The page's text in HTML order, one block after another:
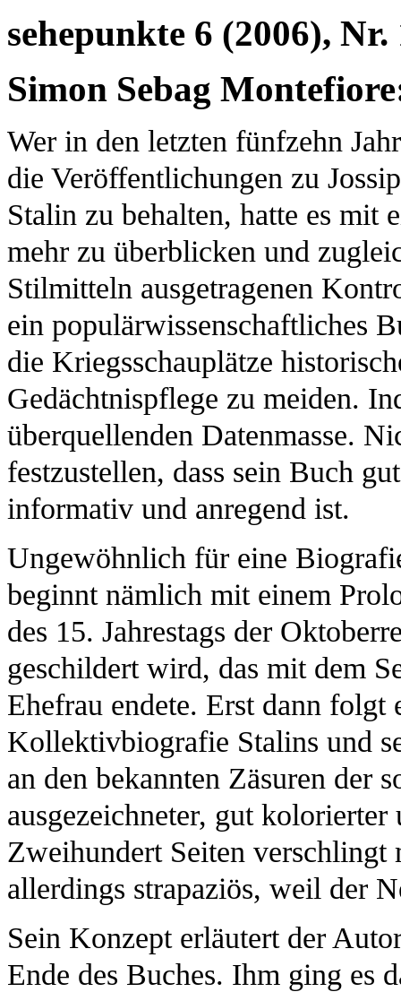
sehepunkte 6 (2006), Nr.
Simon Sebag
Wer in den letzten fünfzehn
die Veröffentlichungen zu
Stalin zu behalten, hatte es
mehr zu überblicken und
Stilmitteln ausgetragenen
ein populärwissenschaftliches
die Kriegsschauplätze
Gedächtnispflege zu meiden.
überquellenden Datenmasse.
festzustellen, dass sein Buch
informativ und anregend ist.
Ungewöhnlich für eine
beginnt nämlich mit einem
des 15. Jahrestags der
geschildert wird, das mit dem
Ehefrau endete. Erst dann
Kollektivbiografie Stalins und
an den bekannten Zäsuren der
ausgezeichneter, gut
Zweihundert Seiten
allerdings strapaziös, weil der
Sein Konzept erläutert der
Ende des Buches. Ihm ging es